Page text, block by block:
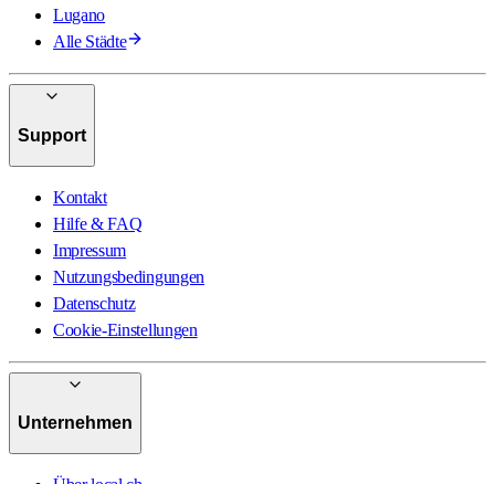
Lugano
Alle Städte
Support
Kontakt
Hilfe & FAQ
Impressum
Nutzungsbedingungen
Datenschutz
Cookie-Einstellungen
Unternehmen